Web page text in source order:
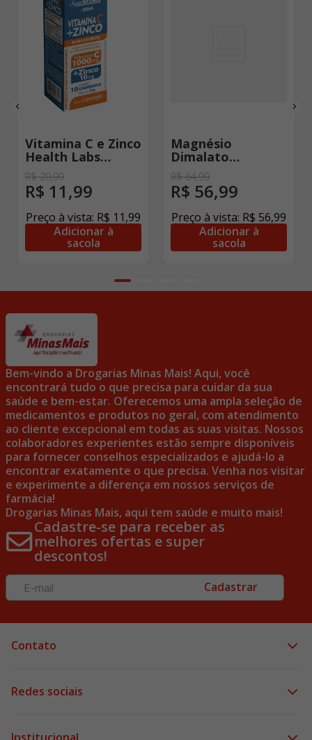
Vitamina C e Zinco
Health Labs
1000mg + 10mg
Laranja 10
Comprimidos
Efervescentes
R$ 20,99
R$ 11,99
Preço à vista: R$ 11,99
Adicionar à
sacola
Magnésio
Dimalato
Supervitan 60
Cápsulas
R$ 64,99
R$ 56,99
Preço à vista: R$ 56,99
Adicionar à
sacola
Bem-vindo a Drogarias Minas Mais! Aqui, você
encontrará tudo o que precisa para cuidar da sua
saúde e bem-estar. Oferecemos uma ampla seleção de
medicamentos e produtos no geral, com atendimento
ao cliente excepcional em todas as suas visitas. Nossos
colaboradores experientes estão sempre disponíveis
para fornecer conselhos especializados e ajudá-lo a
encontrar exatamente o que precisa. Venha nos visitar
e experimente a diferença em nossos serviços de
farmácia!
Drogarias Minas Mais, aqui tem saúde e muito mais!
Cadastre-se para receber as
melhores ofertas e super
descontos!
Cadastrar
Contato
Redes sociais